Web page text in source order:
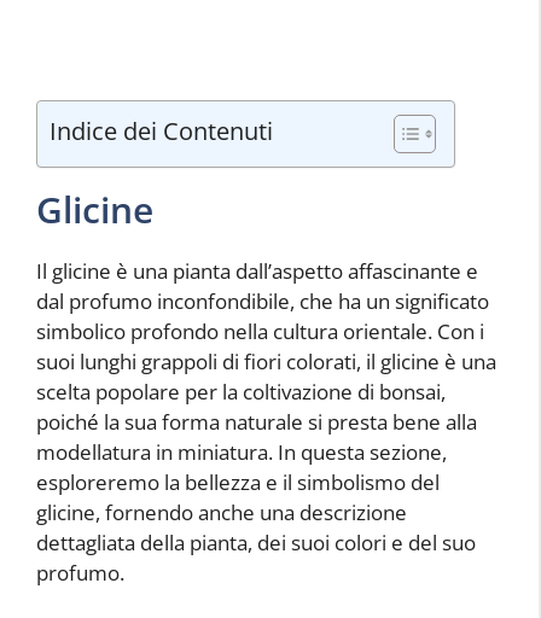
Indice dei Contenuti
Glicine
Il glicine è una pianta dall’aspetto affascinante e
dal profumo inconfondibile, che ha un significato
simbolico profondo nella cultura orientale. Con i
suoi lunghi grappoli di fiori colorati, il glicine è una
scelta popolare per la coltivazione di bonsai,
poiché la sua forma naturale si presta bene alla
modellatura in miniatura. In questa sezione,
esploreremo la bellezza e il simbolismo del
glicine, fornendo anche una descrizione
dettagliata della pianta, dei suoi colori e del suo
profumo.